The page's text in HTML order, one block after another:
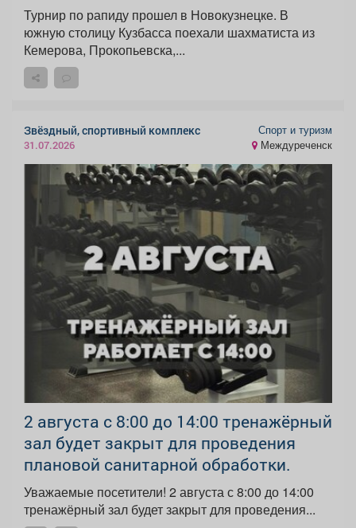
Турнир по рапиду прошел в Новокузнецке. В
южную столицу Кузбасса поехали шахматиста из
Кемерова, Прокопьевска,...
Звёздный, спортивный комплекс
31.07.2026
Спорт и туризм
Междуреченск
2 августа с 8:00 до 14:00 тренажёрный
зал будет закрыт для проведения
плановой санитарной обработки.
Уважаемые посетители! 2 августа с 8:00 до 14:00
тренажёрный зал будет закрыт для проведения...